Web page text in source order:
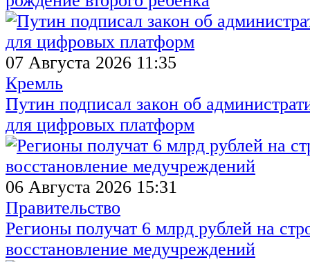
07 Августа 2026 11:35
Кремль
Путин подписал закон об
для цифровых платформ
06 Августа 2026 15:31
Правительство
Регионы получат 6 млрд рублей на
восстановление медучреждений